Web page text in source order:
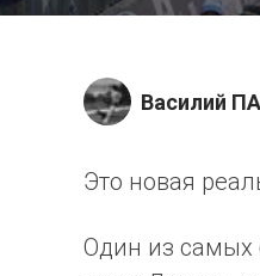
Василий
Это новая
Один из самых